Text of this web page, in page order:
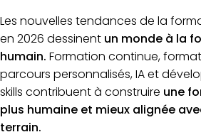
Les nouvelles tendances de la
en 2026 dessinent un monde à la
humain. Formation continue,
parcours personnalisés, IA et
skills contribuent à construire une
plus humaine et mieux alignée
terrain.